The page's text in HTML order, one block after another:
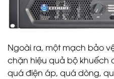
Ngoài ra, một mạch bảo
chặn hiệu quả bộ khuếch
quá điện áp, quá dòng,